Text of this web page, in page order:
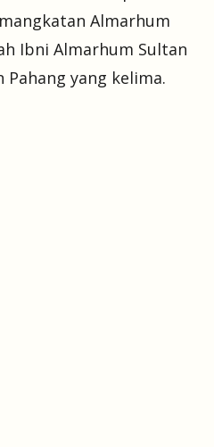
Almarhum
Ibni Almarhum Sultan
yang kelima.